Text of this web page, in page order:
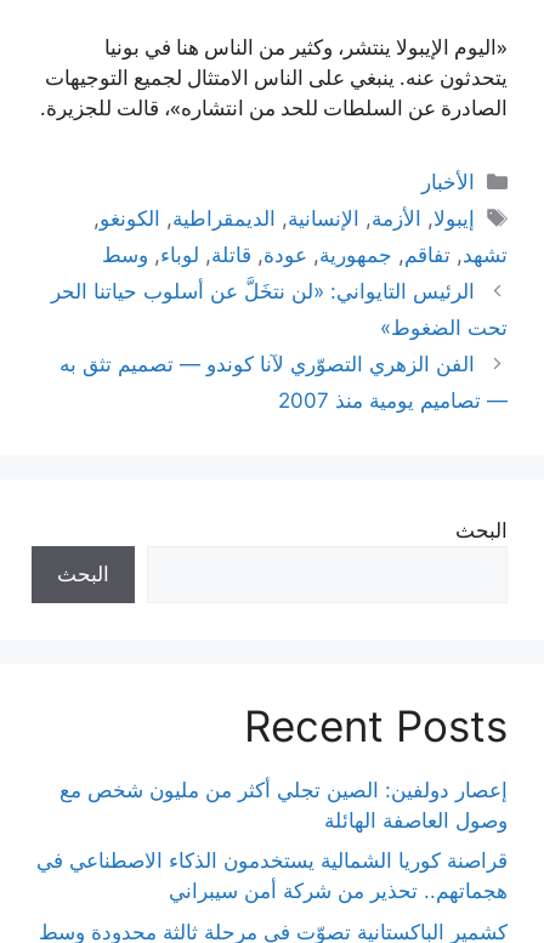
«اليوم الإيبولا ينتشر، وكثير من الناس هنا في بونيا
يتحدثون عنه. ينبغي على الناس الامتثال لجميع التوجيهات
الصادرة عن السلطات للحد من انتشاره»، قالت للجزيرة.
التصنيفات
الأخبار
الوسوم
إيبولا, الأزمة, الإنسانية, الديمقراطية, الكونغو,
تشهد, تفاقم, جمهورية, عودة, قاتلة, لوباء, وسط
الرئيس التايواني: «لن نتخَلَّ عن أسلوب حياتنا الحر
تحت الضغوط»
الفن الزهري التصوّري لآنا كوندو — تصميم تثق به
— تصاميم يومية منذ 2007
البحث
البحث
Recent Posts
إعصار دولفين: الصين تجلي أكثر من مليون شخص مع
وصول العاصفة الهائلة
قراصنة كوريا الشمالية يستخدمون الذكاء الاصطناعي في
هجماتهم.. تحذير من شركة أمن سيبراني
كشمير الباكستانية تصوّت في مرحلة ثالثة محدودة وسط